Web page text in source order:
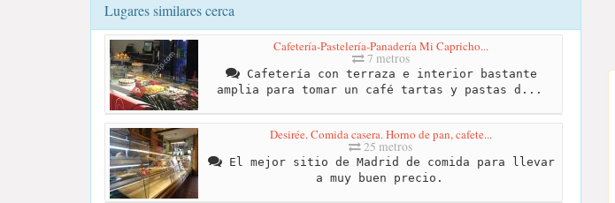
Lugares similares cerca
Cafetería-Pastelería-Panadería Mi Capricho...
7 metros
Cafetería con terraza e interior bastante
amplia para tomar un café tartas y pastas d...
Desirée. Comida casera. Horno de pan, cafete...
25 metros
El mejor sitio de Madrid de comida para llevar
a muy buen precio.